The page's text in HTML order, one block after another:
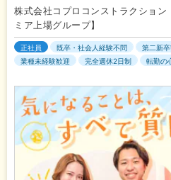
株式会社コプロコンストラクショ
ミア上場グループ】
正社員 既卒・社会人経験不問 第二新
業種未経験歓迎
完全週休2日制 転勤の